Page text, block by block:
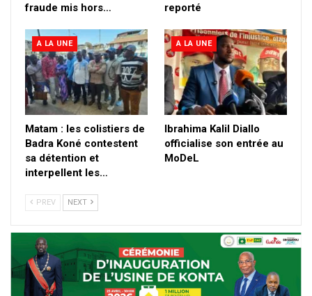
fraude mis hors…
reporté
A LA UNE
Matam : les colistiers de
Badra Koné contestent
sa détention et
interpellent les…
A LA UNE
Ibrahima Kalil Diallo
officialise son entrée au
MoDeL
PREV NEXT